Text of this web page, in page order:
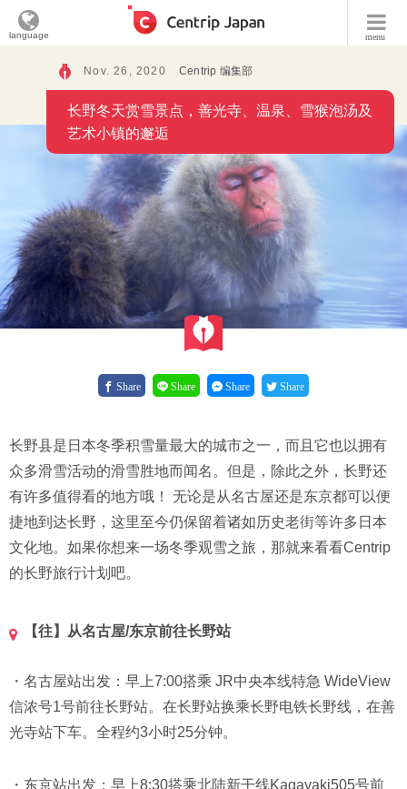
menu
language
Nov. 26, 2020 Centrip 编集部
长野冬天赏雪景点，善光寺、温泉、雪猴泡汤及
艺术小镇的邂逅
Share Share Share Share
长野县是日本冬季积雪量最大的城市之一，而且它也以拥有
众多滑雪活动的滑雪胜地而闻名。但是，除此之外，长野还
有许多值得看的地方哦！ 无论是从名古屋还是东京都可以便
捷地到达长野，这里至今仍保留着诸如历史老街等许多日本
文化地。如果你想来一场冬季观雪之旅，那就来看看Centrip
的长野旅行计划吧。
【往】从名古屋/东京前往长野站
・名古屋站出发：早上7:00搭乘 JR中央本线特急 WideView
信浓号1号前往长野站。在长野站换乘长野电铁长野线，在善
光寺站下车。全程约3小时25分钟。
・东京站出发：早上8:30搭乘北陆新干线Kagayaki505号前